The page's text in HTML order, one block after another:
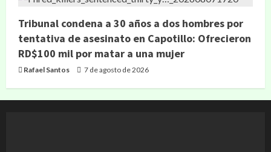
Tribunal condena a 30 años a dos hombres por
tentativa de asesinato en Capotillo: Ofrecieron
RD$100 mil por matar a una mujer
Rafael Santos 7 de agosto de 2026